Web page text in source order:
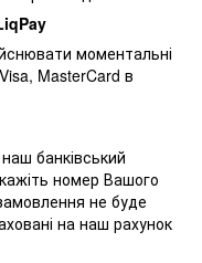
моментальні
MasterCard в
банківський
номер Вашого
не буде
на наш рахунок